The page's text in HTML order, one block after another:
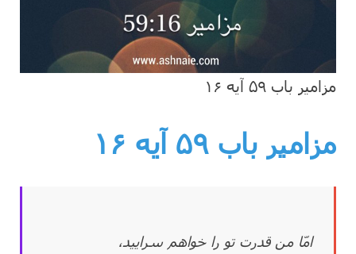
مزامیر باب ۵۹ آیه ۱۶
مزامیر باب ۵۹ آیه ۱۶
امّا من قدرت تو را خواهم سرایید،